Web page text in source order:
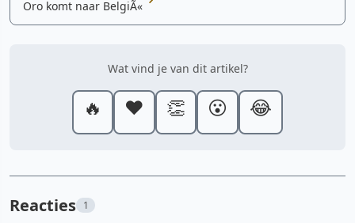
Oro komt naar BelgiÃ«
Wat vind je van dit artikel?
🔥 ❤️ 👏 😮 😂
Reacties 1